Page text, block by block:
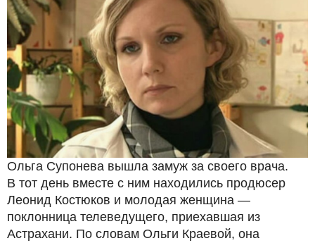
Ольга Супонева вышла замуж за своего врача.
В тот день вместе с ним находились продюсер
Леонид Костюков и молодая женщина —
поклонница телеведущего, приехавшая из
Астрахани. По словам Ольги Краевой, она